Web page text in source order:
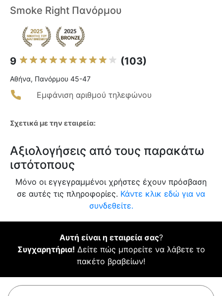
Smoke Right Πανόρμου
9 (103)
Αθήνα, Πανόρμου 45-47
Εμφάνιση αριθμού τηλεφώνου
Σχετικά με την εταιρεία:
Αξιολογήσεις από τους παρακάτω
ιστότοπους
Μόνο οι εγγεγραμμένοι χρήστες έχουν πρόσβαση
σε αυτές τις πληροφορίες. Κάντε κλικ εδώ για να
συνδεθείτε.
Αυτή είναι η εταιρεία σας?
Συγχαρητήρια! Δείτε πώς μπορείτε να λάβετε το
πακέτο βραβείων!